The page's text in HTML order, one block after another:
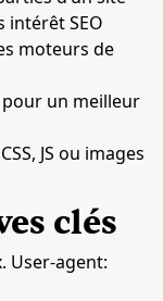
intérêt SEO
moteurs de
pour un meilleur
JS ou images
clés
User-agent: